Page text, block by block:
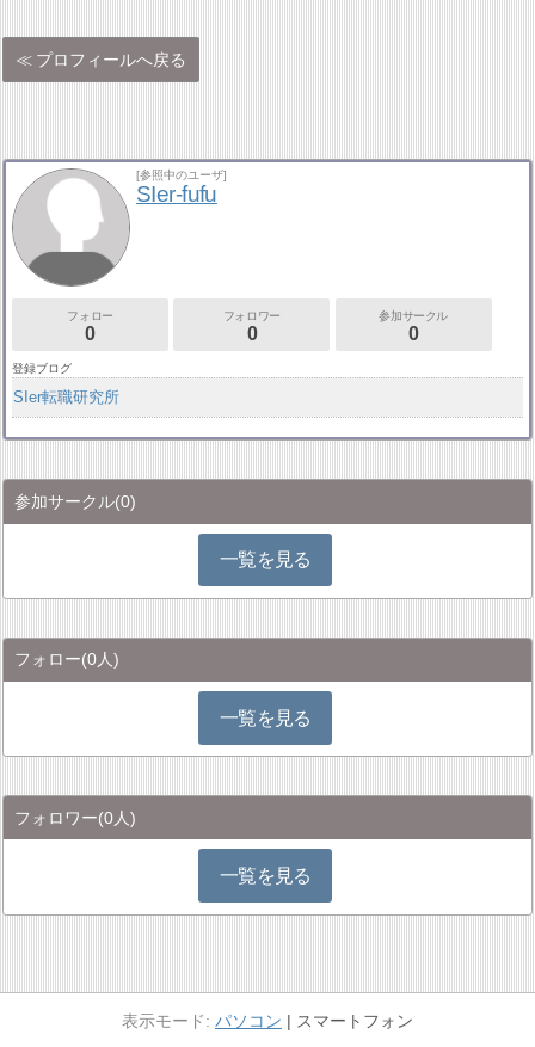
プロフィールへ戻る
[参照中のユーザ]
SIer-fufu
フォロー
0
フォロワー
0
参加サークル
0
登録ブログ
SIer転職研究所
参加サークル(0)
一覧を見る
フォロー(0人)
一覧を見る
フォロワー(0人)
一覧を見る
パソコン スマートフォン